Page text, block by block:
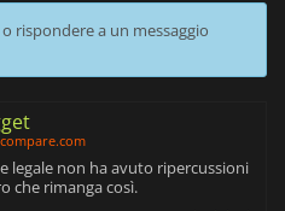
rispondere a un messaggio
legale non ha avuto ripercussioni
che rimanga così.